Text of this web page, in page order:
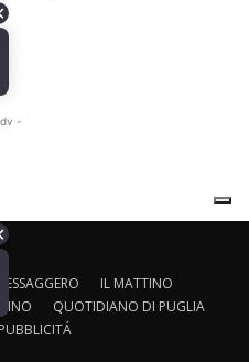
IL MATTINO
QUOTIDIANO DI PUGLIA
PUBBLICITÁ